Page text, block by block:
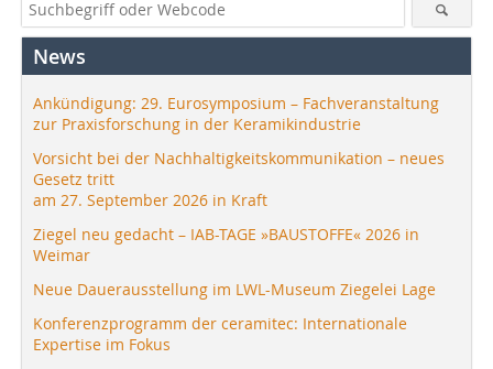
News
Ankündigung: 29. Eurosymposium – Fachveranstaltung
zur Praxisforschung in der Keramikindustrie
Vorsicht bei der Nachhaltigkeitskommunikation – neues
Gesetz tritt
am 27. September 2026 in Kraft
Ziegel neu gedacht – IAB-TAGE »BAUSTOFFE« 2026 in
Weimar
Neue Dauerausstellung im LWL-Museum Ziegelei Lage
Konferenzprogramm der ceramitec: Internationale
Expertise im Fokus